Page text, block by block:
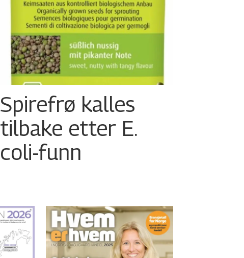
Spirefrø kalles
tilbake etter E.
coli-funn